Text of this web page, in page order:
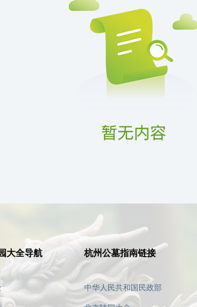
大全导航 杭州公墓指南链接
中华人民共和国民政部